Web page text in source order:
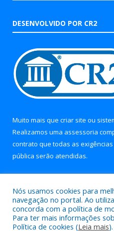
DESENVOLVIDO POR CR2
Muito mais que criar site ou
Realizamos uma assessoria
contrato que todas as
pública serão atendidas.
Nós usamos cookies para
navegação no portal. Ao
concorda com a política de
Para ter mais informações
Política de cookies (Leia mais